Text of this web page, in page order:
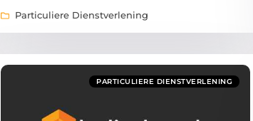
Particuliere Dienstverlening
PARTICULIERE DIENSTVERLENING